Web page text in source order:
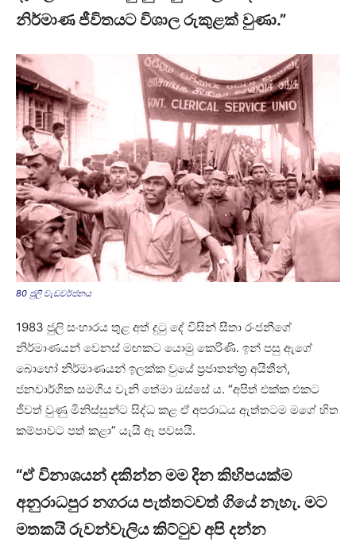
නිර්මාණ ජීවිතයට විශාල රුකුළක් වුණා.”
80 ජුලි වැඩවර්ජනය
1983 ජුලි සංහාරය තුළ අත් දුටු දේ විසින් සීතා රංජනීගේ
නිර්මාණයන් වෙනස් මඟකට යොමු කෙරිණි. ඉන් පසු ඇගේ
බොහෝ නිර්මාණයන් ඉලක්ක වුයේ ප්‍රජාතන්ත්‍ර අයිතීන්,
ජනවාර්ගික සමගිය වැනි තේමා ඔස්සේ ය. “අපිත් එක්ක එකට
ජීවත් වුණු මිනිස්සුන්ට සිද්ධ කළ ඒ අපරාධය ඇත්තටම මගේ හිත
කම්පාවට පත් කළා” යැයි ඈ පවසයි.
“ඒ විනාශයන් දකින්න මම දින කිහිපයක්ම
අනුරාධපුර නගරය පැත්තටවත් ගියේ නැහැ. මට
මතකයි රුවන්වැලිය කිට්ටුව අපි දන්න